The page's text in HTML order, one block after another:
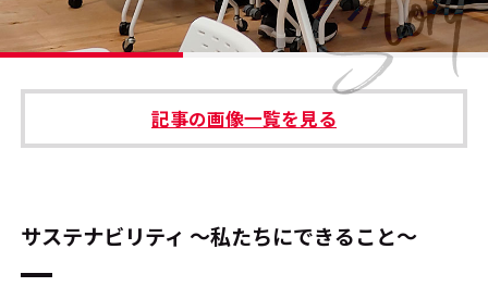
運営会社 プライバシーポリシー
本サイトご利用にあたって Cookie Settings
記事の画像一覧を見る
サステナビリティ ～私たちにできること～